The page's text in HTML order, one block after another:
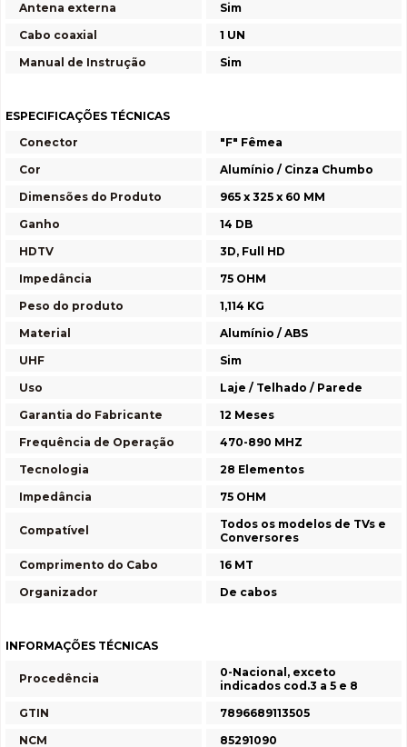
Antena externa
Sim
Cabo coaxial
1 UN
Manual de Instrução
Sim
ESPECIFICAÇÕES TÉCNICAS
Conector
"F" Fêmea
Cor
Alumínio / Cinza Chumbo
Dimensões do Produto
965 x 325 x 60 MM
Ganho
14 DB
HDTV
3D, Full HD
Impedância
75 OHM
Peso do produto
1,114 KG
Material
Alumínio / ABS
UHF
Sim
Uso
Laje / Telhado / Parede
Garantia do Fabricante
12 Meses
Frequência de Operação
470-890 MHZ
Tecnologia
28 Elementos
Impedância
75 OHM
Compatível
Todos os modelos de TVs e
Conversores
Comprimento do Cabo
16 MT
Organizador
De cabos
INFORMAÇÕES TÉCNICAS
Procedência
0-Nacional, exceto
indicados cod.3 a 5 e 8
GTIN
7896689113505
NCM
85291090